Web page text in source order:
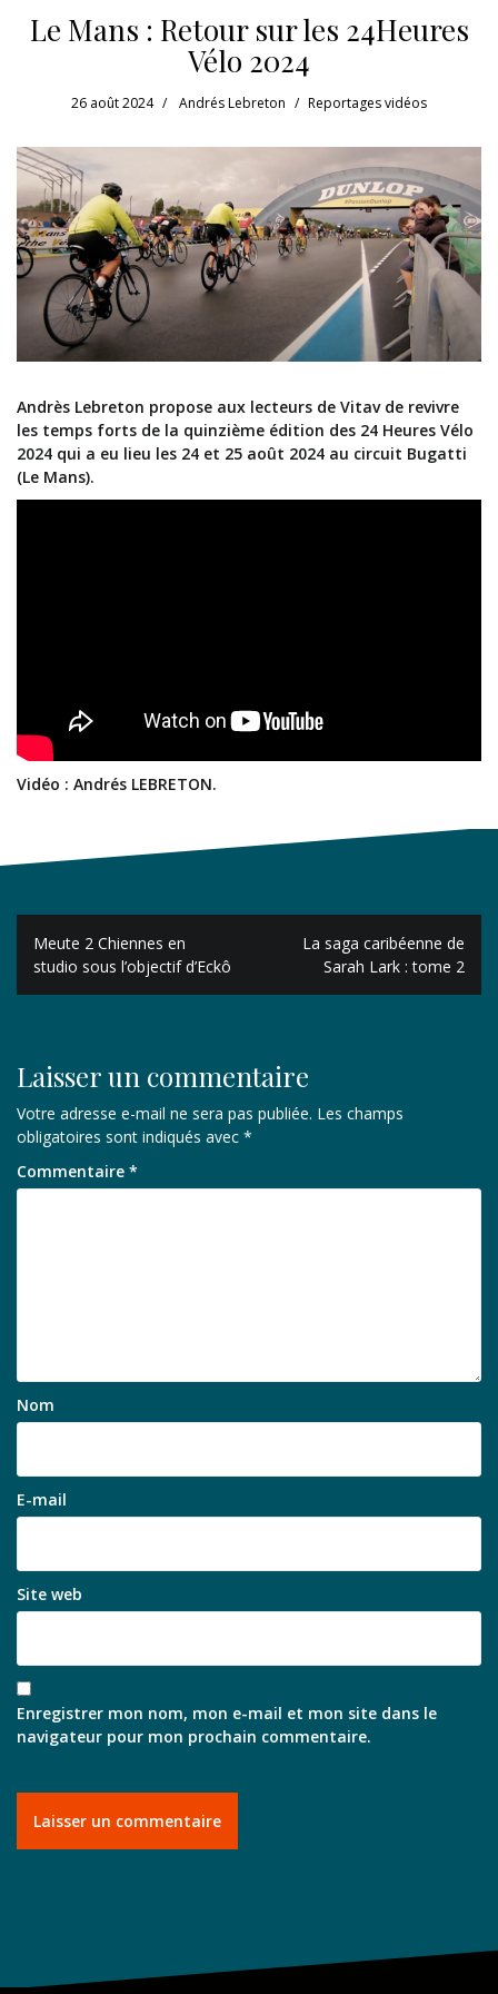
Le Mans : Retour sur les 24Heures
Vélo 2024
26 août 2024 Andrés Lebreton Reportages vidéos
Andrès Lebreton propose aux lecteurs de Vitav de revivre
les temps forts de la quinzième édition des 24 Heures Vélo
2024 qui a eu lieu les 24 et 25 août 2024 au circuit Bugatti
(Le Mans).
Vidéo : Andrés LEBRETON.
Navigation
de
l’article
Meute 2 Chiennes en
studio sous l’objectif d’Eckô
La saga caribéenne de
Sarah Lark : tome 2
Laisser un commentaire
Votre adresse e-mail ne sera pas publiée. Les champs
obligatoires sont indiqués avec *
Commentaire *
Nom
E-mail
Site web
Enregistrer mon nom, mon e-mail et mon site dans le
navigateur pour mon prochain commentaire.